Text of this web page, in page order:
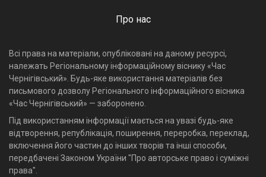
Про нас
Всі права на матеріали, опубліковані на даному ресурсі,
належать Регіональному інформаційному віснику «Час
Чернігівський». Будь-яке використання матеріалів без
письмового дозволу Регіонального інформаційного вісника
«Час Чернігівський» — заборонено.
Під використанням інформації мається на увазі будь-яке
відтворення, републікація, поширення, переробка, переклад,
включення його частин до інших творів та інші способи,
передбачені Законом України "Про авторське право і суміжні
права".